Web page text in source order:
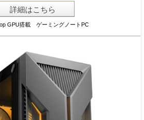
詳細はこちら
GPU搭載 ゲーミングノートPC